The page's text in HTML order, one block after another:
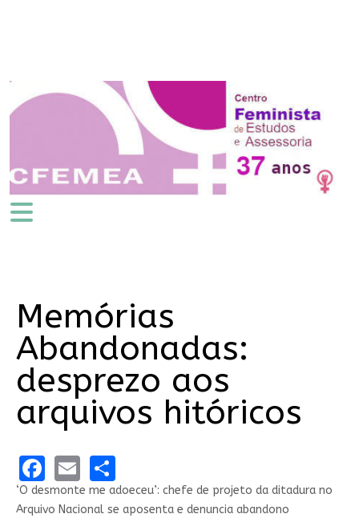
Memórias
Abandonadas:
desprezo aos
arquivos hitóricos
Facebook
EmailShare
‘O desmonte me adoeceu’: chefe de projeto da ditadura no
Arquivo Nacional se aposenta e denuncia abandono